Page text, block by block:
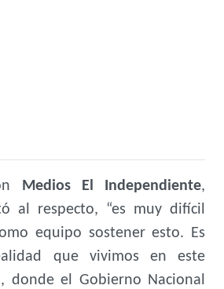
Medios El Independiente,
al respecto, “es muy difícil
equipo sostener esto. Es
que vivimos en este
donde el Gobierno Nacional